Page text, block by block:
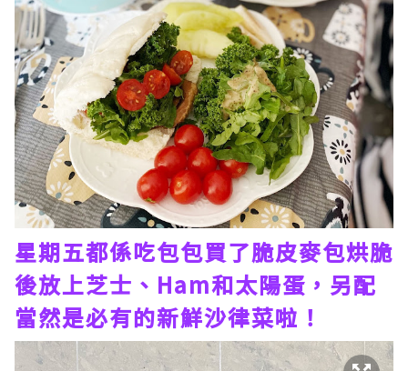
星期五都係吃包包買了脆皮麥包烘脆
後放上芝士、Ham和太陽蛋，另配
當然是必有的新鮮沙律菜啦！